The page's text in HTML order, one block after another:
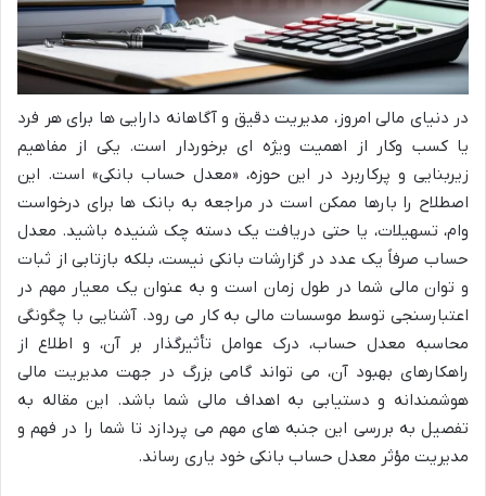
در دنیای مالی امروز، مدیریت دقیق و آگاهانه دارایی ها برای هر فرد
یا کسب وکار از اهمیت ویژه ای برخوردار است. یکی از مفاهیم
زیربنایی و پرکاربرد در این حوزه، «معدل حساب بانکی» است. این
اصطلاح را بارها ممکن است در مراجعه به بانک ها برای درخواست
وام، تسهیلات، یا حتی دریافت یک دسته چک شنیده باشید. معدل
حساب صرفاً یک عدد در گزارشات بانکی نیست، بلکه بازتابی از ثبات
و توان مالی شما در طول زمان است و به عنوان یک معیار مهم در
اعتبارسنجی توسط موسسات مالی به کار می رود. آشنایی با چگونگی
محاسبه معدل حساب، درک عوامل تأثیرگذار بر آن، و اطلاع از
راهکارهای بهبود آن، می تواند گامی بزرگ در جهت مدیریت مالی
هوشمندانه و دستیابی به اهداف مالی شما باشد. این مقاله به
تفصیل به بررسی این جنبه های مهم می پردازد تا شما را در فهم و
مدیریت مؤثر معدل حساب بانکی خود یاری رساند.